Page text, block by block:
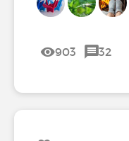
903 32